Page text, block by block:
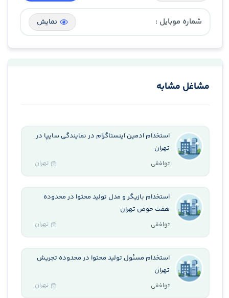
شماره موبایل : نمایش
مشاغل مشابه
استخدام ادمین اینستاگرام در نمایندگی سایپا در
تهران
توافقی تهران
استخدام بازیگر و مدل تولید محتوا در محدوده
هفت حوض تهران
توافقی تهران
استخدام مسئول تولید محتوا در محدوده تجریش
تهران
توافقی تهران